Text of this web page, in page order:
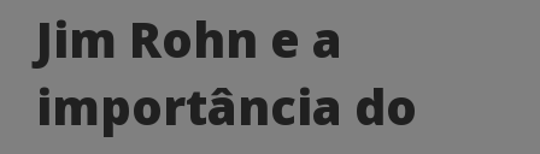
Jim
Rohn
e
Jim Rohn e a
importância do